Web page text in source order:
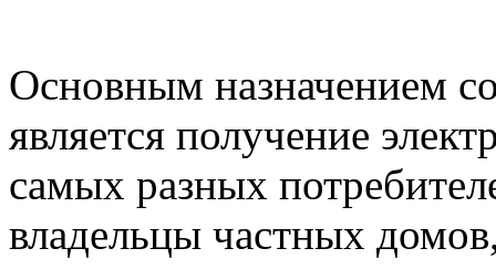
Основным назначением
является получение
самых разных
владельцы частных